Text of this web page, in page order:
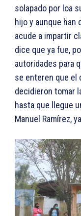
solapado por loa
hijo y aunque han
acude a impartir
dice que ya fue,
autoridades para
se enteren que el
decidieron tomar
hasta que llegue
Manuel Ramírez,